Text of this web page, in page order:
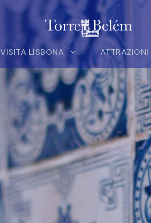
VISITA LISBONA ATTRAZIONI